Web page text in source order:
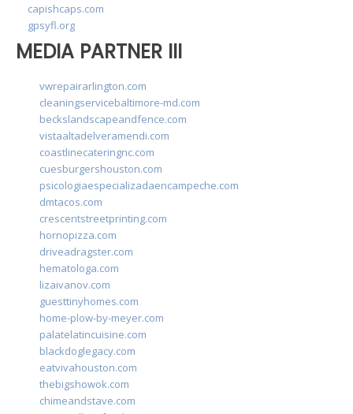
capishcaps.com
gpsyfl.org
MEDIA PARTNER III
vwrepairarlington.com
cleaningservicebaltimore-md.com
beckslandscapeandfence.com
vistaaltadelveramendi.com
coastlinecateringnc.com
cuesburgershouston.com
psicologiaespecializadaencampeche.com
dmtacos.com
crescentstreetprinting.com
hornopizza.com
driveadragster.com
hematologa.com
lizaivanov.com
guesttinyhomes.com
home-plow-by-meyer.com
palatelatincuisine.com
blackdoglegacy.com
eatvivahouston.com
thebigshowok.com
chimeandstave.com